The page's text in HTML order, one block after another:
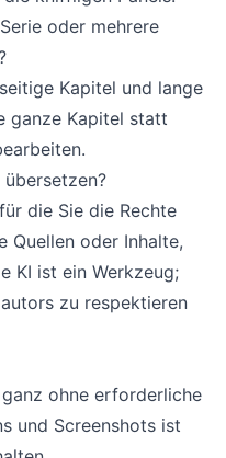
oder mehrere
Kapitel und lange
ganze Kapitel statt
die Sie die Rechte
Quellen oder Inhalte,
KI ist ein Werkzeug;
zu respektieren
ohne erforderliche
und Screenshots ist